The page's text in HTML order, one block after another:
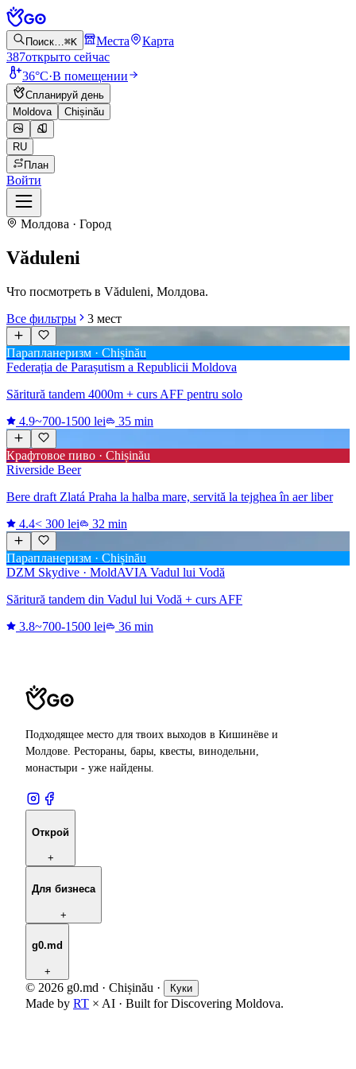
Поиск…⌘K Места
Карта
387открыто сейчас
36°C·В помещении
Спланируй день
Moldova
Chișinău
RU
План
Войти
Молдова · Город
Văduleni
Что посмотреть в Văduleni, Молдова.
Все фильтры
3 мест
Парапланеризм · Chișinău
Federația de Parașutism a Republicii Moldova
Săritură tandem 4000m + curs AFF pentru solo
4.9~700-1500 lei 35 min
Крафтовое пиво · Chișinău
Riverside Beer
Bere draft Zlatá Praha la halba mare, servită la tejghea în aer liber
4.4< 300 lei 32 min
Парапланеризм · Chișinău
DZM Skydive · MoldAVIA Vadul lui Vodă
Săritură tandem din Vadul lui Vodă + curs AFF
3.8~700-1500 lei 36 min
Подходящее место для твоих выходов в Кишинёве и
Молдове. Рестораны, бары, квесты, винодельни,
монастыри - уже найдены.
Открой
+
Для бизнеса
+
g0.md
+
© 2026 g0.md · Chișinău · Куки
Made by RT × AI · Built for Discovering Moldova.